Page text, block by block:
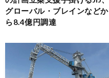
グローバル・ブレインなどか
ら8.4億円調達